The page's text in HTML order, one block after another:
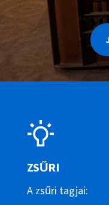
ZSŰRI
A zsűri tagjai: